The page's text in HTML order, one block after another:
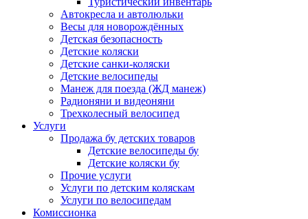
Автокресла и автолюльки
Весы для новорождённых
Детская безопасность
Детские коляски
Детские санки-коляски
Детские велосипеды
Манеж для поезда (ЖД манеж)
Радионяни и видеоняни
Трехколесный велосипед
Услуги
Продажа бу детских товаров
Детские велосипеды бу
Детские коляски бу
Прочие услуги
Услуги по детским коляскам
Услуги по велосипедам
Комиссионка